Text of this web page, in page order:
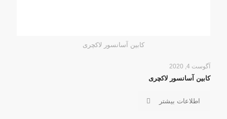
کابین آسانسور لاکچری
آگوست 4, 2020
کابین آسانسور لاکچری
اطلاعات بیشتر